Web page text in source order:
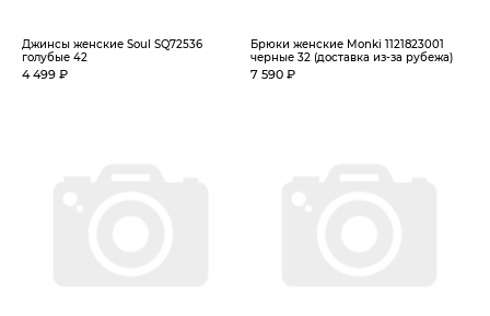
Джинсы женские Soul SQ72536
голубые 42
4 499 ₽
Брюки женские Monki 1121823001
черные 32 (доставка из-за рубежа)
7 590 ₽